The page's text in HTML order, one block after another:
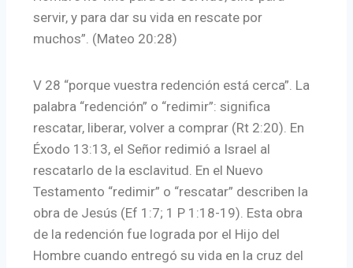
servir, y para dar su vida en rescate por
muchos”. (Mateo 20:28)
V 28 “porque vuestra redención está cerca”. La
palabra “redención” o “redimir”: significa
rescatar, liberar, volver a comprar (Rt 2:20). En
Éxodo 13:13, el Señor redimió a Israel al
rescatarlo de la esclavitud. En el Nuevo
Testamento “redimir” o “rescatar” describen la
obra de Jesús (Ef 1:7; 1 P 1:18-19). Esta obra
de la redención fue lograda por el Hijo del
Hombre cuando entregó su vida en la cruz del